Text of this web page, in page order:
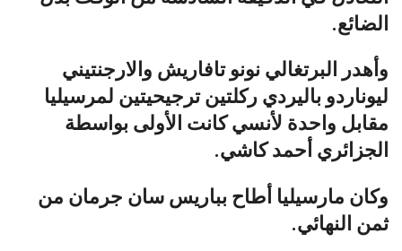
الضائع.
وأهدر البرتغالي نونو تافاريش والارجنتيني
ليوناردو باليردي ركلتين ترجيحيتين لمرسيليا
مقابل واحدة لأنسي كانت الأولى بواسطة
الجزائري أحمد كاشي.
وكان مارسيليا أطاح بباريس سان جرمان من
ثمن النهائي.